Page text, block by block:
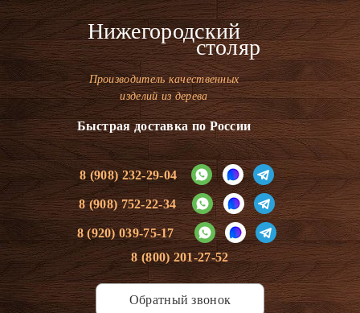
Нижегородский
столяр
Производитель качественных
изделий из дерева
Быстрая доставка по России
8 (908) 232-29-04
8 (908) 752-22-34
8 (920) 039-75-17
8 (800) 201-27-52
Обратный звонок